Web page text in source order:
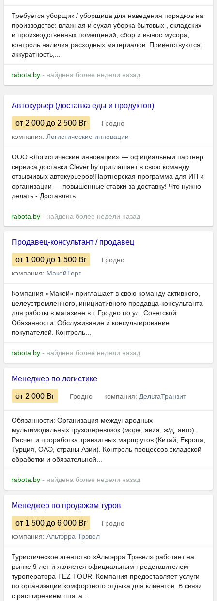
Требуется уборщик / уборщица для наведения порядков на
производстве: влажная и сухая уборка бытовых , складских
и производственных помещений, сбор и вынос мусора,
контроль наличия расходных материалов. Приветствуются:
аккуратность,...
rabota.by - найдена более недели назад
Автокурьер (доставка еды и продуктов)
от 2 000 до 2 500 Br
Гродно
компания: Логистические инновации
ООО «Логистические инновации» — официальный партнер
сервиса доставки Clever.by приглашает в свою команду
отзывчивых автокурьеров!Партнерская программа для ИП и
организации — повышенные ставки за доставку! Что нужно
делать:- Доставлять...
rabota.by - найдена более недели назад
Продавец-консультант / продавец
от 1 000 до 1 500 Br
Гродно
компания: МакейТорг
Компания «Макей» приглашает в свою команду активного,
целеустремленного, инициативного продавца-консультанта
для работы в магазине в г. Гродно по ул. Советской
Обязанности: Обслуживание и консультирование
покупателей. Контроль...
rabota.by - найдена более недели назад
Менеджер по логистике
от 2 000 Br Гродно компания: ДельтаТранзит
Обязанности: Организация международных
мультимодальных грузоперевозок (море, авиа, ж/д, авто).
Расчет и проработка транзитных маршрутов (Китай, Европа,
Турция, ОАЭ, страны Азии). Контроль процессов складской
обработки и обязательной...
rabota.by - найдена более недели назад
Менеджер по продажам туров
от 1 500 до 6 000 Br
Гродно
компания: Альтэрра Трэвел
Туристическое агентство «Альтэрра Трэвел» работает на
рынке 9 лет и является официальным представителем
туроператора TEZ TOUR. Компания предоставляет услуги
по организации комфортного отдыха для клиентов. В связи
с расширением штата...